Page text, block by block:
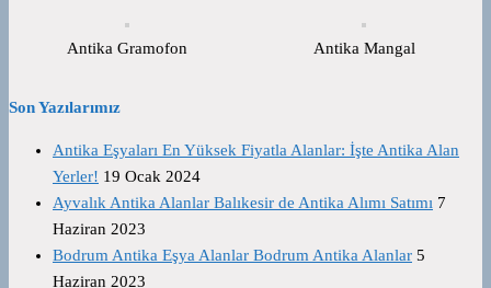
Antika Gramofon Antika Mangal
Son Yazılarımız
Antika Eşyaları En Yüksek Fiyatla Alanlar: İşte Antika Alan
Yerler! 19 Ocak 2024
Ayvalık Antika Alanlar Balıkesir de Antika Alımı Satımı 7
Haziran 2023
Bodrum Antika Eşya Alanlar Bodrum Antika Alanlar 5
Haziran 2023